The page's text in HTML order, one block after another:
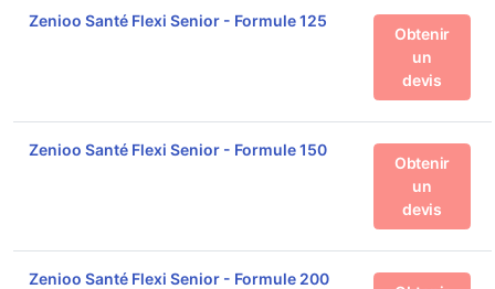
Zenioo Santé Flexi Senior - Formule 125
Obtenir
un
devis
Zenioo Santé Flexi Senior - Formule 150
Obtenir
un
devis
Zenioo Santé Flexi Senior - Formule 200